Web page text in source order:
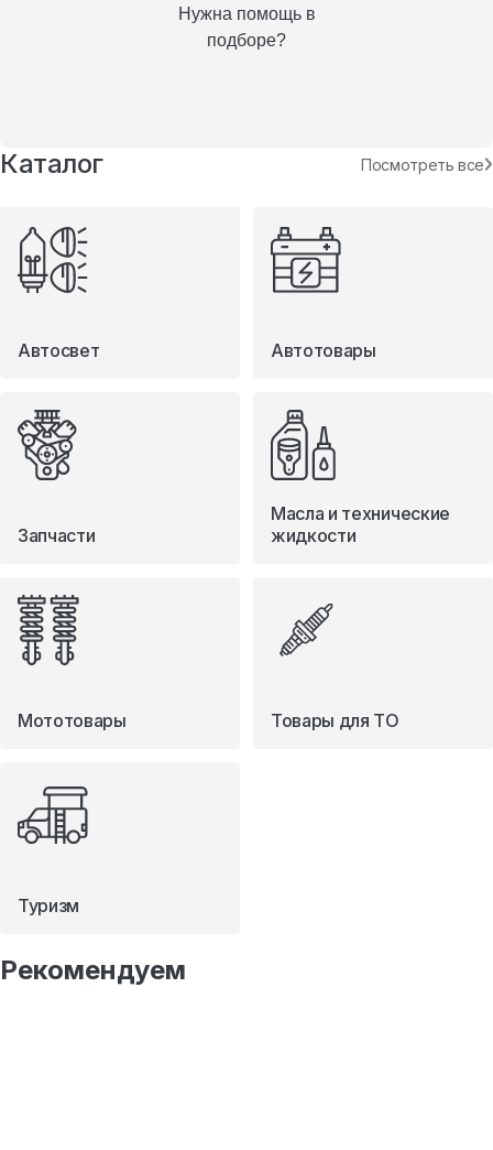
Нужна помощь в
подборе?
Каталог Посмотреть все
Автосвет Автотовары
Запчасти
Масла и технические
жидкости
Мототовары Товары для ТО
Туризм
Рекомендуем